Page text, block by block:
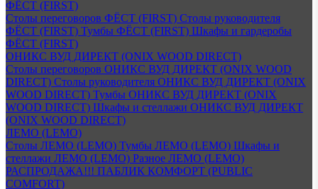
ФЁСТ (FIRST)
Столы переговоров ФЁСТ (FIRST) Столы руководителя
ФЁСТ (FIRST) Тумбы ФЁСТ (FIRST) Шкафы и гардеробы
ФЁСТ (FIRST)
ОНИКС ВУД ДИРЕКТ (ONIX WOOD DIRECT)
Столы переговоров ОНИКС ВУД ДИРЕКТ (ONIX WOOD
DIRECT) Столы руководителя ОНИКС ВУД ДИРЕКТ (ONIX
WOOD DIRECT) Тумбы ОНИКС ВУД ДИРЕКТ (ONIX
WOOD DIRECT) Шкафы и стеллажи ОНИКС ВУД ДИРЕКТ
(ONIX WOOD DIRECT)
ЛЕМО (LEMO)
Столы ЛЕМО (LEMO) Тумбы ЛЕМО (LEMO) Шкафы и
стеллажи ЛЕМО (LEMO) Разное ЛЕМО (LEMO)
РАСПРОДАЖА!!! ПАБЛИК КОМФОРТ (PUBLIC
COMFORT)